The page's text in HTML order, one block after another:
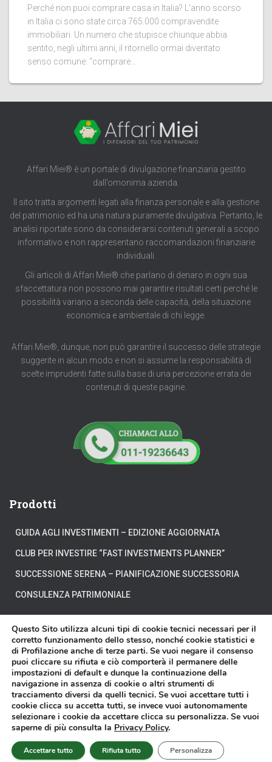
Perché non puoi comprare casa in Italia? L’anno scorso
in Italia ci sono state circa 765.000 compravendite
immobiliari. Un numero che stupisce chiunque abbia
sentito, negli ultimi anni, il ritornello ormai diventato
senso comune: “comprare...
Affari Miei® è un portale di divulgazione finanziaria gestito
dall’omonima azienda.
Il sito tratta argomenti legati alla finanza personale e alla gestione
del patrimonio ed ha una natura puramente divulgativa. Pertanto, le
analisi riportate sono da considerarsi contenuti generali a scopo
informativo e non rappresentano raccomandazioni finanziarie
individuali.
Gli articoli di Affari Miei® che parlano di denaro in ogni sua
sfaccettatura non possono mai garantire risultati certi perché le
possibilità variano a seconda delle capacità, della situazione
economica e ambientale di chi legge.
Affari Miei®, dunque, non può garantire il successo delle strategie
suggerite in alcun modo e non si assume la responsabilità di
scelte imprudenti fatte sulla base di una percezione errata dei
contenuti di queste pagine.
Prodotti
GUIDA AGLI INVESTIMENTI – EDIZIONE AGGIORNATA
CLUB PER INVESTIRE “FAST INVESTMENTS PLANNER”
SUCCESSIONE SERENA – PIANIFICAZIONE SUCCESSORIA
CONSULENZA PATRIMONIALE
CHI SIAMO DOVE SIAMO DICONO DI NOI
DISCLAIMER CONTATTI VIDEO
Affari Miei® è un marchio registrato di proprietà della Affari Miei S.r.l. - P.
IVA 11603570018 - Sede in Torino presso Corso Francesco Ferrucci n.112 -
Copyright © 2014-2025 -Privacy Policy-Cookie Policy
Questo Sito utilizza alcuni tipi di cookie tecnici necessari per il
corretto funzionamento dello stesso, nonché cookie statistici e
di Profilazione anche di terze parti. Se vuoi negare il consenso
puoi cliccare su rifiuta e ciò comporterà il permanere delle
impostazioni di default e dunque la continuazione della
navigazione in assenza di cookie o altri strumenti di
tracciamento diversi da quelli tecnici. Se vuoi accettare tutti i
cookie clicca su accetta tutti, se invece vuoi autonomamente
selezionare i cookie da accettare clicca su personalizza. Se vuoi
saperne di più consulta la Privacy Policy.
Accettare tutto Rifiuta tutto Personalizza